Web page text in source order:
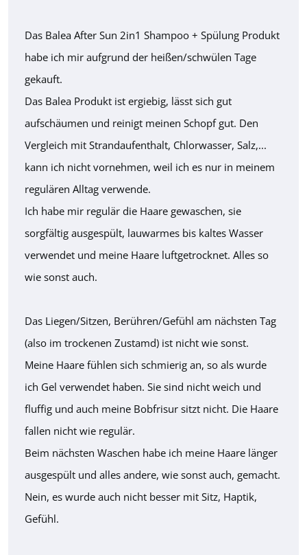
Das Balea After Sun 2in1 Shampoo + Spülung Produkt
habe ich mir aufgrund der heißen/schwülen Tage
gekauft.
Das Balea Produkt ist ergiebig, lässt sich gut
aufschäumen und reinigt meinen Schopf gut. Den
Vergleich mit Strandaufenthalt, Chlorwasser, Salz,...
kann ich nicht vornehmen, weil ich es nur in meinem
regulären Alltag verwende.
Ich habe mir regulär die Haare gewaschen, sie
sorgfältig ausgespült, lauwarmes bis kaltes Wasser
verwendet und meine Haare luftgetrocknet. Alles so
wie sonst auch.
Das Liegen/Sitzen, Berühren/Gefühl am nächsten Tag
(also im trockenen Zustamd) ist nicht wie sonst.
Meine Haare fühlen sich schmierig an, so als wurde
ich Gel verwendet haben. Sie sind nicht weich und
fluffig und auch meine Bobfrisur sitzt nicht. Die Haare
fallen nicht wie regulär.
Beim nächsten Waschen habe ich meine Haare länger
ausgespült und alles andere, wie sonst auch, gemacht.
Nein, es wurde auch nicht besser mit Sitz, Haptik,
Gefühl.